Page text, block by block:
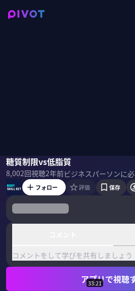
糖質制限vs低脂質
8,002回視聴2年前
松本勝国山ハセン
フォロー 評価 保存
コメントをして学びを共有しましょう
アプリで視聴
33:21